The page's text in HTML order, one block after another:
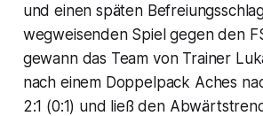
und einen späten
wegweisenden Spiel gegen den
gewann das Team von Trainer
nach einem Doppelpack Aches
2:1 (0:1) und ließ den